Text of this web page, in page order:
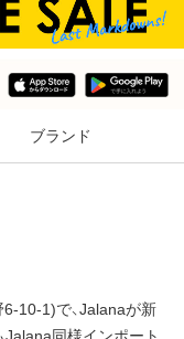
ブランド
10-1)で、Jalanaが新
Jalana同様インポート